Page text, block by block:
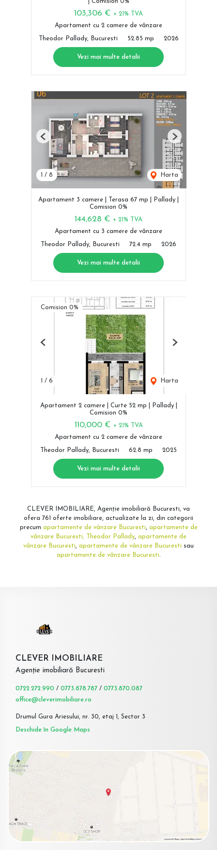
| Comision 0%
103,306 € + 21% TVA
Apartament cu 2 camere de vânzare
Theodor Pallady, Bucuresti 52.85 mp 2026
Vezi mai multe detalii
/ 8 Harta
Previous Next
Apartament 3 camere | Terasa 67 mp | Pallady |
Comision 0%
144,628 € + 21% TVA
Apartament cu 3 camere de vânzare
Theodor Pallady, Bucuresti 72.4 mp 2026
Vezi mai multe detalii
Comision 0%
1 / 6 Harta
Previous Next
Apartament 2 camere | Curte 52 mp | Pallady |
Comision 0%
110,000 € + 21% TVA
Apartament cu 2 camere de vânzare
Theodor Pallady, Bucuresti 62.8 mp 2025
Vezi mai multe detalii
CLEVER IMOBILIARE, Agenție imobiliară Bucuresti, va
ofera 761 oferte imobiliare, actualizate la zi, din categorii
precum apartamente de vânzare Bucuresti, apartamente de
vânzare Bucuresti, Theodor Pallady, apartamente de
vânzare Bucuresti, apartamente de vânzare Bucuresti sau
apartamente de vânzare Bucuresti.
CLEVER IMOBILIARE
Agenție imobiliară Bucuresti
0722.272.990 / 0773.878.787 / 0773.870.087
office@cleverimobiliare.ro
Drumul Gura Ariesului, nr. 30, etaj 1, Sector 3
Deschide în Google Maps